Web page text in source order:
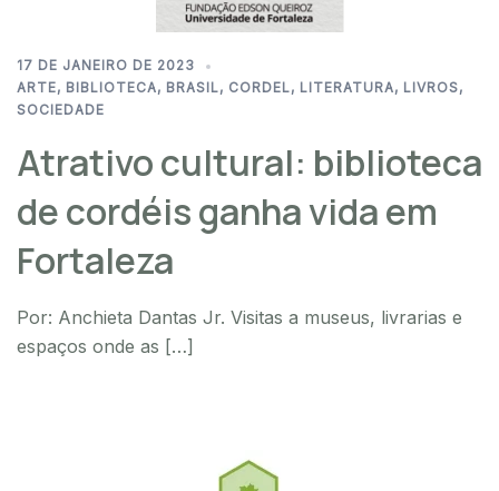
17 DE JANEIRO DE 2023
ARTE, BIBLIOTECA, BRASIL, CORDEL, LITERATURA, LIVROS,
SOCIEDADE
Atrativo cultural: biblioteca
de cordéis ganha vida em
Fortaleza
Por: Anchieta Dantas Jr. Visitas a museus, livrarias e
espaços onde as […]